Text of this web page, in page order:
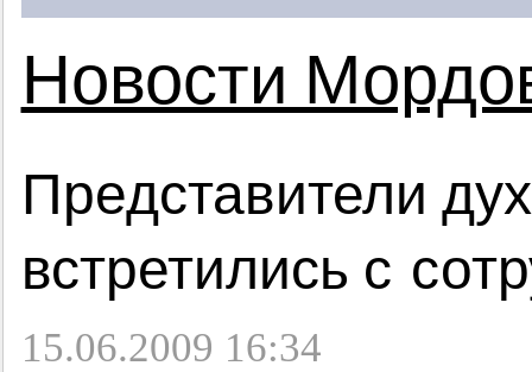
Новости
Представители
встретились с
15.06.2009 16:34